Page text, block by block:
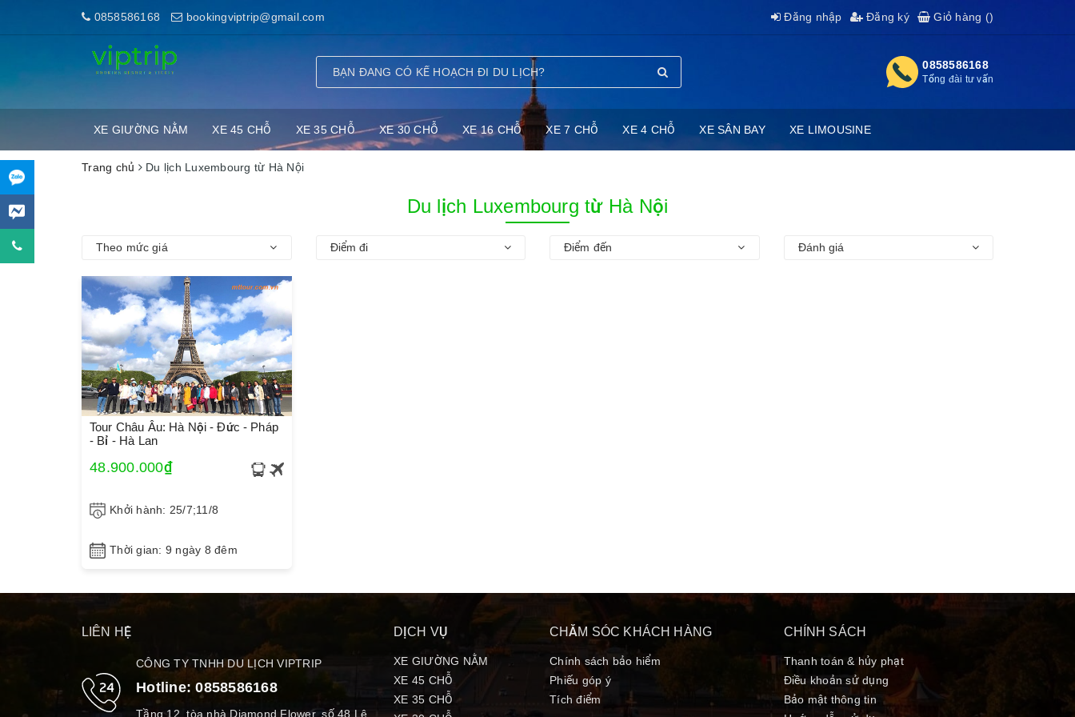
0858586168 bookingviptrip@gmail.com Giỏ hàng ()
Đăng nhập Đăng ký
0858586168
Tổng đài tư vấn
XE GIƯỜNG NẰM XE 45 CHỖ XE 35 CHỖ XE 30 CHỖ XE 16 CHỖ XE 7 CHỖ XE 4 CHỖ XE SÂN BAY XE LIMOUSINE
Trang chủ Du lịch Luxembourg từ Hà Nội
Du lịch Luxembourg từ Hà Nội
Theo mức giá Điểm đi Điểm đến Đánh giá
Tour Châu Âu: Hà Nội - Đức - Pháp
- Bỉ - Hà Lan
48.900.000₫
Khởi hành: 25/7;11/8
Thời gian: 9 ngày 8 đêm
LIÊN HỆ
CÔNG TY TNHH DU LỊCH VIPTRIP
Hotline:0858586168
Tầng 12, tòa nhà Diamond Flower, số 48 Lê
DỊCH VỤ
XE GIƯỜNG NẰM
XE 45 CHỖ
XE 35 CHỖ
CHĂM SÓC KHÁCH HÀNG
Chính sách bảo hiểm
Phiếu góp ý
Tích điểm
CHÍNH SÁCH
Thanh toán & hủy phạt
Điều khoản sử dụng
Bảo mật thông tin